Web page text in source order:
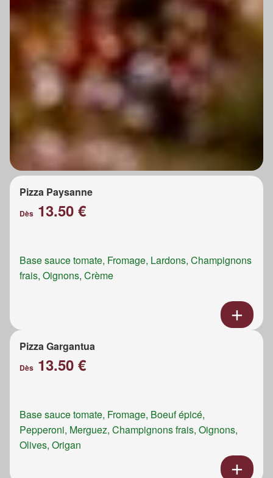
Pizza Paysanne
Dès 13.50 €
Base sauce tomate, Fromage, Lardons, Champignons
frais, Oignons, Crème
Pizza Gargantua
Dès 13.50 €
Base sauce tomate, Fromage, Boeuf épicé,
Pepperoni, Merguez, Champignons frais, Oignons,
Olives, Origan